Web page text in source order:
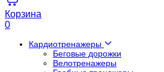
Корзина
0
Кардиотренажеры
Беговые дорожки
Велотренажеры